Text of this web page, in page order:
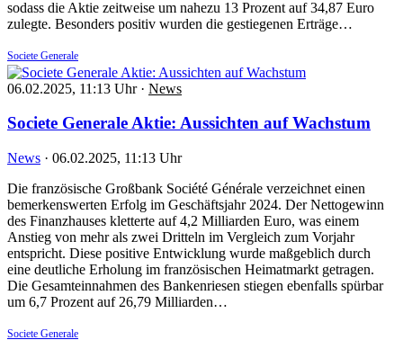
sodass die Aktie zeitweise um nahezu 13 Prozent auf 34,87 Euro
zulegte. Besonders positiv wurden die gestiegenen Erträge…
Societe Generale
06.02.2025, 11:13 Uhr · News
Societe Generale Aktie: Aussichten auf Wachstum
News · 06.02.2025, 11:13 Uhr
Die französische Großbank Société Générale verzeichnet einen
bemerkenswerten Erfolg im Geschäftsjahr 2024. Der Nettogewinn
des Finanzhauses kletterte auf 4,2 Milliarden Euro, was einem
Anstieg von mehr als zwei Dritteln im Vergleich zum Vorjahr
entspricht. Diese positive Entwicklung wurde maßgeblich durch
eine deutliche Erholung im französischen Heimatmarkt getragen.
Die Gesamteinnahmen des Bankenriesen stiegen ebenfalls spürbar
um 6,7 Prozent auf 26,79 Milliarden…
Societe Generale